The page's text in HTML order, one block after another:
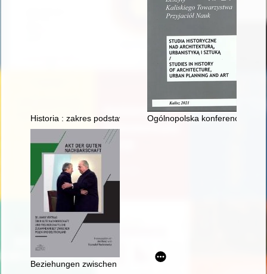
Historia : zakres podstawowy : książka dla nauczyciela. [1]
Ogólnopolska konferencja
Beziehungen zwischen Polen und der NATO in den Jahren